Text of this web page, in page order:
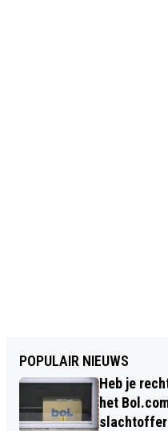
POPULAIR NIEUWS
Heb je
het